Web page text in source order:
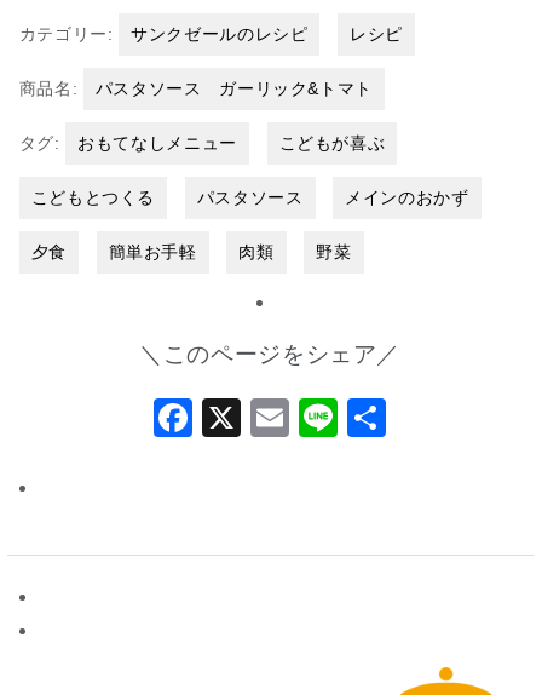
カテゴリー: サンクゼールのレシピ レシピ
商品名: パスタソース ガーリック&トマト
タグ: おもてなしメニュー こどもが喜ぶ
こどもとつくる パスタソース メインのおかず
夕食 簡単お手軽 肉類 野菜
＼このページをシェア／
Facebook
X Email
Line